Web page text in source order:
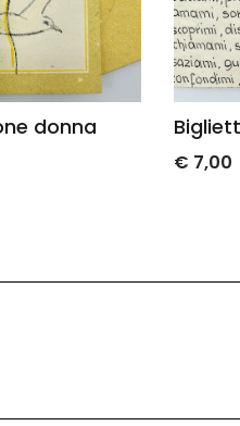
Biglietto "Amami"